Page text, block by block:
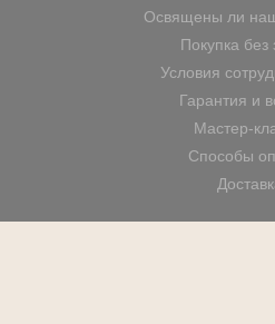
Освящены ли
Покупка без
Условия
Гарантия и
Мастер-
Способы